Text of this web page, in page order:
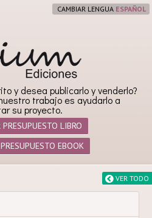
CAMBIAR LENGUA
y desea publicarlo y venderlo?
trabajo es ayudarlo a
su proyecto.
LIBRO
EBOOK
VER TODO